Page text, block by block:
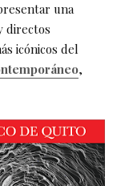
una
directos
icónicos del
,